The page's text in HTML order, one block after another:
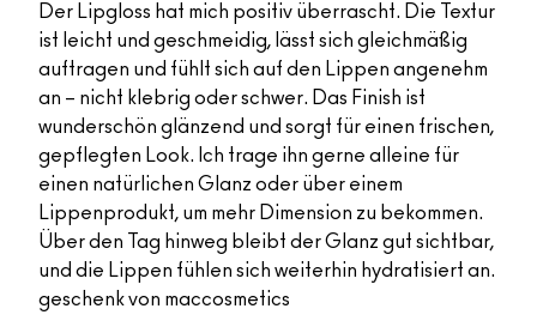
Der Lipgloss hat mich positiv überrascht. Die Textur
ist leicht und geschmeidig, lässt sich gleichmäßig
auftragen und fühlt sich auf den Lippen angenehm
an – nicht klebrig oder schwer. Das Finish ist
wunderschön glänzend und sorgt für einen frischen,
gepflegten Look. Ich trage ihn gerne alleine für
einen natürlichen Glanz oder über einem
Lippenprodukt, um mehr Dimension zu bekommen.
Über den Tag hinweg bleibt der Glanz gut sichtbar,
und die Lippen fühlen sich weiterhin hydratisiert an.
geschenk von maccosmetics